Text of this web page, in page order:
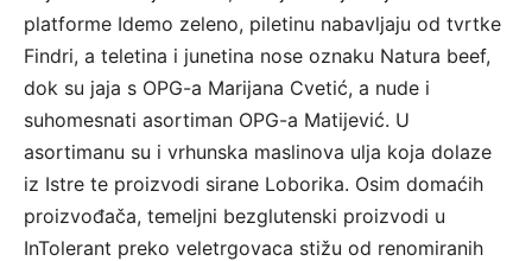
platforme Idemo zeleno, piletinu nabavljaju od tvrtke
Findri, a teletina i junetina nose oznaku Natura beef,
dok su jaja s OPG-a Marijana Cvetić, a nude i
suhomesnati asortiman OPG-a Matijević. U
asortimanu su i vrhunska maslinova ulja koja dolaze
iz Istre te proizvodi sirane Loborika. Osim domaćih
proizvođača, temeljni bezglutenski proizvodi u
InTolerant preko veletrgovaca stižu od renomiranih